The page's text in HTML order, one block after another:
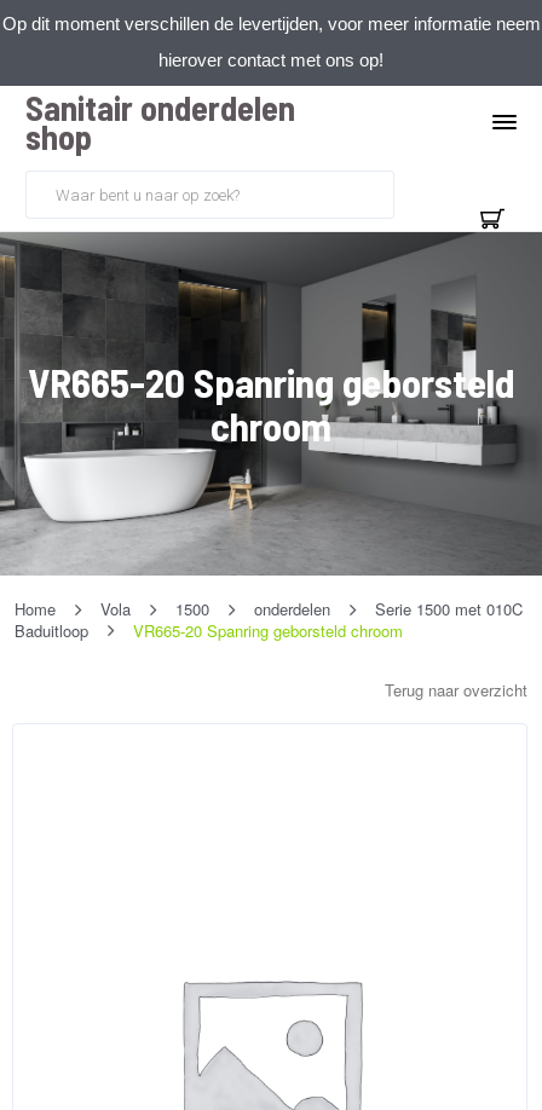
Op dit moment verschillen de levertijden, voor meer informatie neem
hierover contact met ons op!
Sanitair onderdelen
shop
VR665-20 Spanring geborsteld
chroom
Home Vola 1500 onderdelen
Serie 1500 met 010C
Baduitloop
VR665-20 Spanring geborsteld chroom
Terug naar overzicht